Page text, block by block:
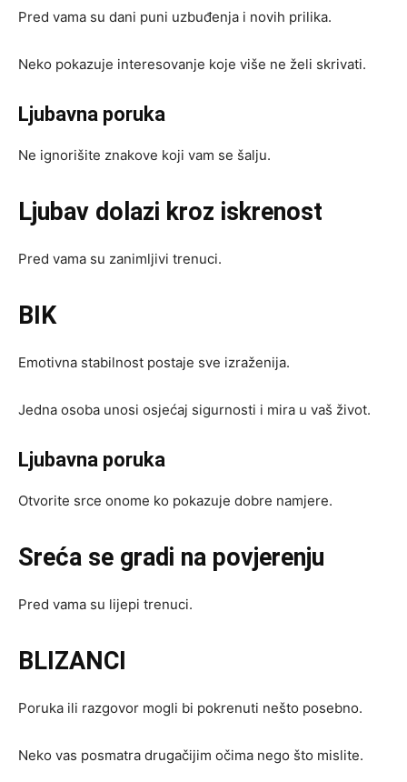
Pred vama su dani puni uzbuđenja i novih prilika.
Neko pokazuje interesovanje koje više ne želi skrivati.
Ljubavna poruka
Ne ignorišite znakove koji vam se šalju.
Ljubav dolazi kroz iskrenost
Pred vama su zanimljivi trenuci.
BIK
Emotivna stabilnost postaje sve izraženija.
Jedna osoba unosi osjećaj sigurnosti i mira u vaš život.
Ljubavna poruka
Otvorite srce onome ko pokazuje dobre namjere.
Sreća se gradi na povjerenju
Pred vama su lijepi trenuci.
BLIZANCI
Poruka ili razgovor mogli bi pokrenuti nešto posebno.
Neko vas posmatra drugačijim očima nego što mislite.